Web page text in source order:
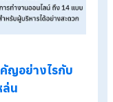
ารเอกสารหรือข้อมูลต่า
ใช้งานได้อย่างง่ายดาย ไ